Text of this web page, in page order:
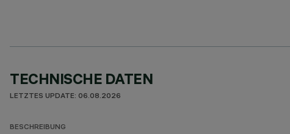
TECHNISCHE DATEN
LETZTES UPDATE: 06.08.2026
BESCHREIBUNG